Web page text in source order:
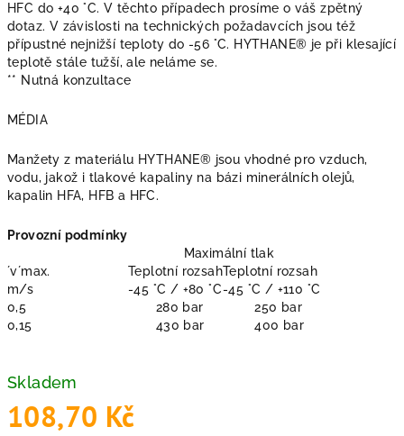
HFC do +40 °C. V těchto případech prosíme o váš zpětný
dotaz. V závislosti na technických požadavcích jsou též
přípustné nejnižší teploty do -56 °C. HYTHANE® je při klesající
teplotě stále tužší, ale neláme se.
** Nutná konzultace
MÉDIA
Manžety z materiálu HYTHANE® jsou vhodné pro vzduch,
vodu, jakož i tlakové kapaliny na bázi minerálních olejů,
kapalin HFA, HFB a HFC.
Provozní podmínky
Maximální tlak
´v´max.
Teplotní rozsahTeplotní rozsah
m/s
-45 °C / +80 °C-45 °C / +110 °C
0,5
280 bar
250 bar
0,15
430 bar 400 bar
Skladem
108,70 Kč